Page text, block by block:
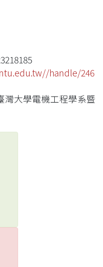
handle/246
灣大學電機工程學系暨